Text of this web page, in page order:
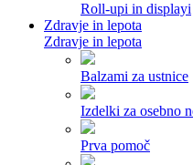
Roll-upi in displayi
Zdravje in lepota
Zdravje in lepota
Balzami za ustnice
Izdelki za osebno
Prva pomoč